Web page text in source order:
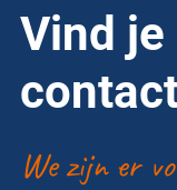
Vind
We zijn er